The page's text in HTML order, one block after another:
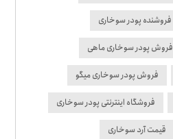
فروشنده پودر سوخاری
فروش پودر سوخاری ماهی
فروش پودر سوخاری میگو
فروشگاه اینترنتی پودر سوخاری
قیمت آرد سوخاری